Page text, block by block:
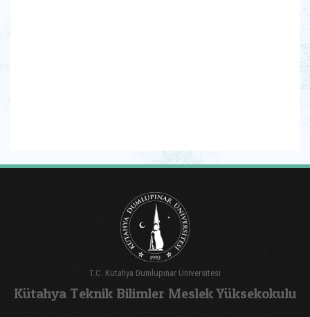
T.C. Kütahya Dumlupınar Üniversitesi
Kütahya Teknik Bilimler Meslek Yüksekokulu